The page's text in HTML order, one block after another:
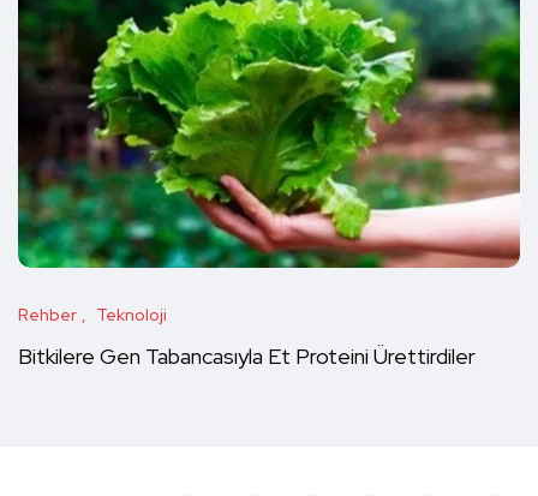
Rehber Teknoloji
Bitkilere Gen Tabancasıyla Et Proteini Ürettirdiler